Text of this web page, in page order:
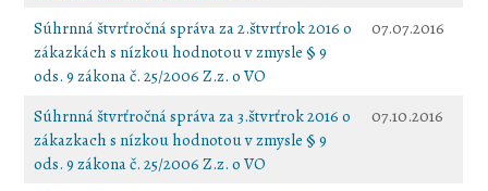
Súhrnná štvrťročná správa za 2.štvrťrok 2016 o
zákazkách s nízkou hodnotou v zmysle § 9
ods. 9 zákona č. 25/2006 Z.z. o VO
07.07.2016
Súhrnná štvrťročná správa za 3.štvrťrok 2016 o
zákazkach s nízkou hodnotou v zmysle § 9
ods. 9 zákona č. 25/2006 Z.z. o VO
07.10.2016